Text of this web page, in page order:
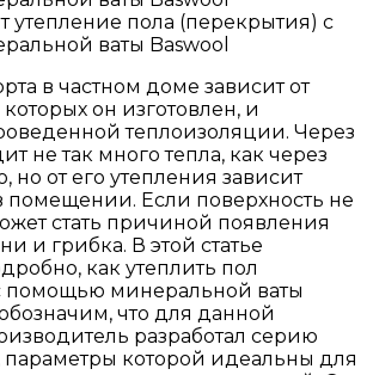
утепление пола (перекрытия) с
ваты Baswool
в частном доме зависит от
он изготовлен, и
теплоизоляции. Через
не так много тепла, как через
но от его утепления зависит
помещении. Если поверхность не
стать причиной появления
и грибка. В этой статье
как утеплить пол
помощью минеральной ваты
что для данной
разработал серию
параметры которой идеальны для